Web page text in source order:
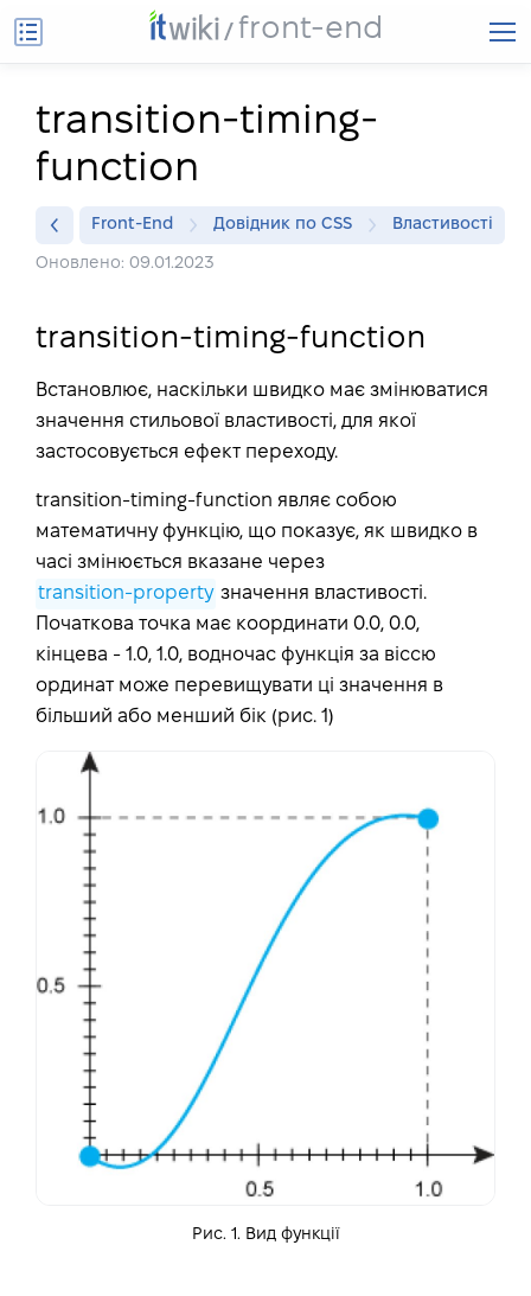
front-end
transition-timing-
function
Front-End Довідник по CSS Властивості
Оновлено: 09.01.2023
transition-timing-function
Встановлює, наскільки швидко має змінюватися
значення стильової властивості, для якої
застосовується ефект переходу.
transition-timing-function являє собою
математичну функцію, що показує, як швидко в
часі змінюється вказане через
transition-property значення властивості.
Початкова точка має координати 0.0, 0.0,
кінцева - 1.0, 1.0, водночас функція за віссю
ординат може перевищувати ці значення в
більший або менший бік (рис. 1)
Рис. 1. Вид функції